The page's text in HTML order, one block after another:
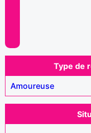
Type de
Amoureuse